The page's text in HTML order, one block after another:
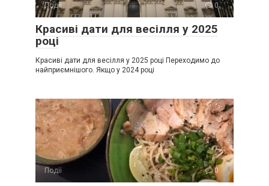
Події 0
Красиві дати для весілля у 2025
році
Красиві дати для весілля у 2025 році Переходимо до
найприємнішого. Якщо у 2024 році
Події 0